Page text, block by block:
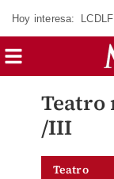
Hoy interesa: LCDLF
Teatro
/III
Teatro